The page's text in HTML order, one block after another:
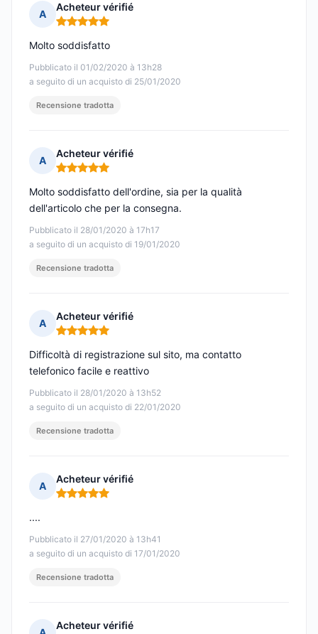
A
Acheteur vérifié
Nota: 5 su 5
Pubblicato il 01/02/2020 à 13h28
a seguito di un acquisto di 25/01/2020
Molto soddisfatto
Recensione tradotta
A
Acheteur vérifié
Nota: 5 su 5
Pubblicato il 28/01/2020 à 17h17
a seguito di un acquisto di 19/01/2020
Molto soddisfatto dell'ordine, sia per la qualità
dell'articolo che per la consegna.
Recensione tradotta
A
Acheteur vérifié
Nota: 5 su 5
Pubblicato il 28/01/2020 à 13h52
a seguito di un acquisto di 22/01/2020
Difficoltà di registrazione sul sito, ma contatto
telefonico facile e reattivo
Recensione tradotta
A
Acheteur vérifié
Nota: 5 su 5
Pubblicato il 27/01/2020 à 13h41
a seguito di un acquisto di 17/01/2020
....
Recensione tradotta
Acheteur vérifié